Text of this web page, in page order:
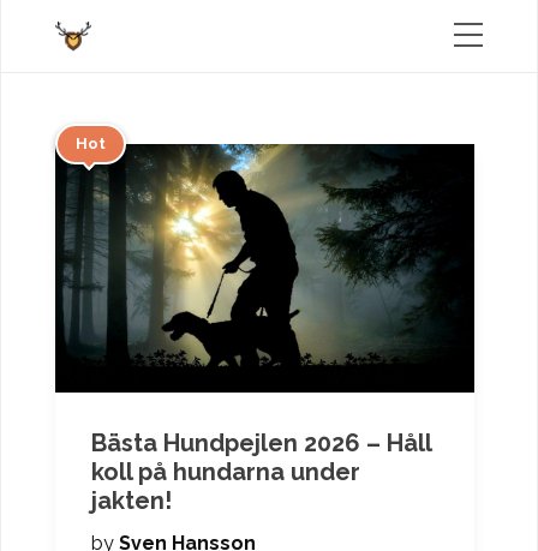
Hot
Bästa Hundpejlen 2026 – Håll
koll på hundarna under
jakten!
by Sven Hansson